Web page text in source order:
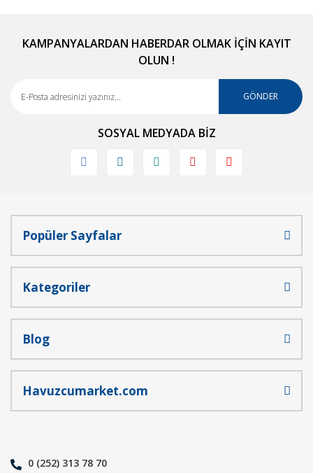
Yorum Yaz
Görüş ve önerileriniz için teşekkür ederiz.
Ürün resmi kalitesiz, bozuk veya görüntülenemiyor.
Ürün açıklamasında eksik bilgiler bulunuyor.
Ürün fiyatı diğer sitelerden daha pahalı.
Bu ürüne benzer farklı alternatifler olmalı.
KAMPANYALARDAN HABERDAR OLMAK İÇİN KAYIT
OLUN !
GÖNDER
SOSYAL MEDYADA BİZ
Popüler Sayfalar
Kategoriler
Blog
Havuzcumarket.com
0 (252) 313 78 70